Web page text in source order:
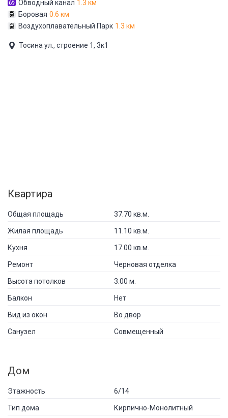
Обводный канал 1.3 км
Боровая 0.6 км
Воздухоплавательный Парк 1.3 км
Тосина ул., строение 1, 3к1
Квартира
Общая площадь 37.70 кв.м.
Жилая площадь 11.10 кв.м.
Кухня 17.00 кв.м.
Ремонт Черновая отделка
Высота потолков 3.00 м.
Балкон Нет
Вид из окон Во двор
Санузел Совмещенный
Дом
Этажность 6/14
Тип дома Кирпично-Монолитный